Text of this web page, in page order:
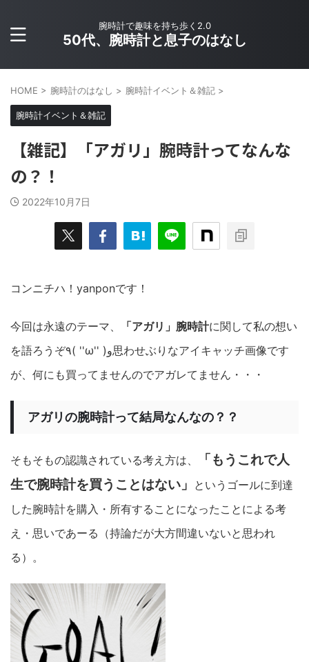
腕時計で趣味を持ち歩く2.0
50代、腕時計と息子のはなし
HOME > 腕時計のはなし > 腕時計イベント＆雑記 >
腕時計イベント＆雑記
【雑記】「アガリ」腕時計ってなんな
の？！
2022年10月7日
コンニチハ！yanponです！
今回は永遠のテーマ、 「アガリ」腕時計に関して私の想い
を語ろうぞ٩( ''ω'' )و思わせぶりなアイキャッチ画像です
が、何にも買ってませんのでアガレてません・・・
アガリの腕時計って結局なんなの？？
そもそもの認識されている考え方は、
「もうこれで人
生で腕時計を買うことはない」 というゴールに到達
した腕時計を購入・所有することになったことによる考
え・思いであーる（持論だが大方間違いないと思われ
る）。